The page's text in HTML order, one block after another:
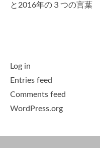
と2016年の３つの言葉
Log in
Entries feed
Comments feed
WordPress.org